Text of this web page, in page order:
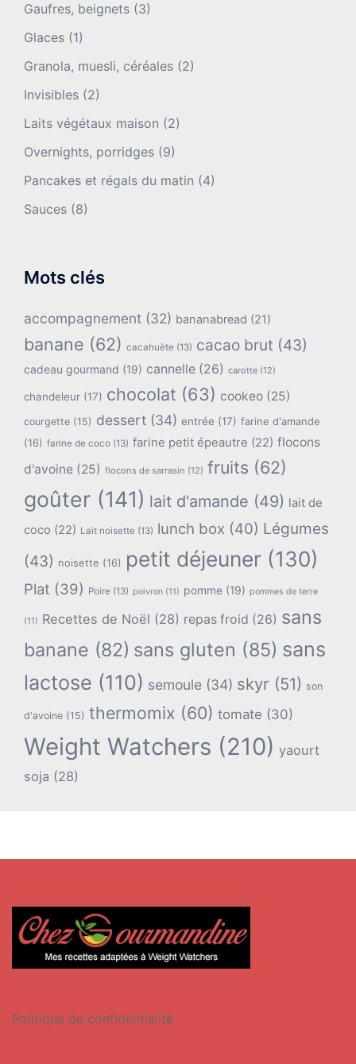
Gaufres, beignets (3)
Glaces (1)
Granola, muesli, céréales (2)
Invisibles (2)
Laits végétaux maison (2)
Overnights, porridges (9)
Pancakes et régals du matin (4)
Sauces (8)
Mots clés
accompagnement (32) bananabread (21)
banane (62) cacahuète (13) cacao brut (43)
cadeau gourmand (19) cannelle (26) carotte (12)
chandeleur (17) chocolat (63) cookeo (25)
courgette (15) dessert (34) entrée (17) farine d'amande
(16) farine de coco (13) farine petit épeautre (22) flocons
d'avoine (25) flocons de sarrasin (12) fruits (62)
goûter (141) lait d'amande (49) lait de
coco (22) Lait noisette (13) lunch box (40) Légumes
(43) noisette (16) petit déjeuner (130)
Plat (39) Poire (13) poivron (11) pomme (19) pommes de terre
(11) Recettes de Noël (28) repas froid (26) sans
banane (82) sans gluten (85) sans
lactose (110) semoule (34) skyr (51) son
d'avoine (15) thermomix (60) tomate (30)
Weight Watchers (210) yaourt
soja (28)
Politique de confidentialité